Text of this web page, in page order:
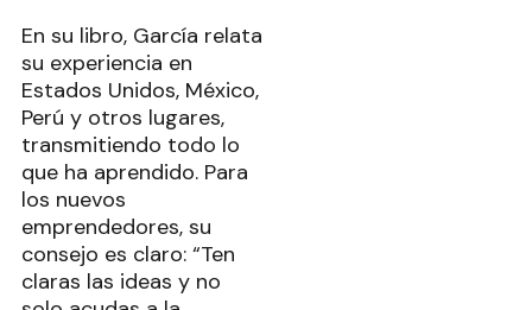
En su libro, García relata
su experiencia en
Estados Unidos, México,
Perú y otros lugares,
transmitiendo todo lo
que ha aprendido. Para
los nuevos
emprendedores, su
consejo es claro: “Ten
claras las ideas y no